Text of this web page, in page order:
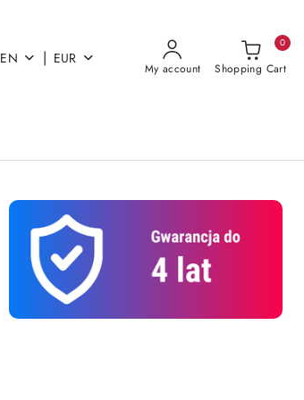
EN | EUR
My account Shopping Cart
0